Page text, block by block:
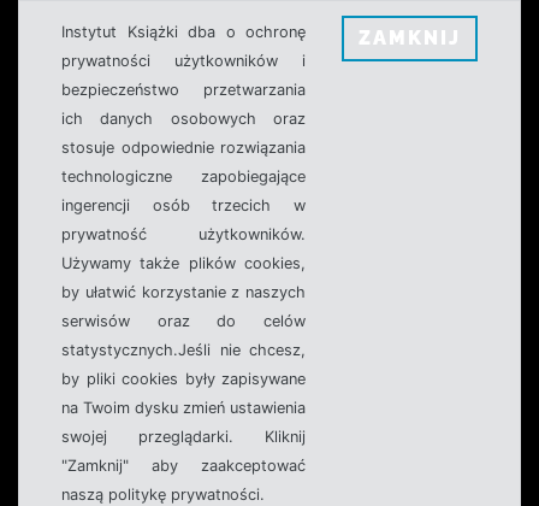
Instytut Książki dba o ochronę
prywatności użytkowników i
bezpieczeństwo przetwarzania
ich danych osobowych oraz
stosuje odpowiednie rozwiązania
technologiczne zapobiegające
ingerencji osób trzecich w
prywatność użytkowników.
Używamy także plików cookies,
by ułatwić korzystanie z naszych
serwisów oraz do celów
statystycznych.Jeśli nie chcesz,
by pliki cookies były zapisywane
na Twoim dysku zmień ustawienia
swojej przeglądarki. Kliknij
"Zamknij" aby zaakceptować
naszą politykę prywatności.
ZAMKNIJ